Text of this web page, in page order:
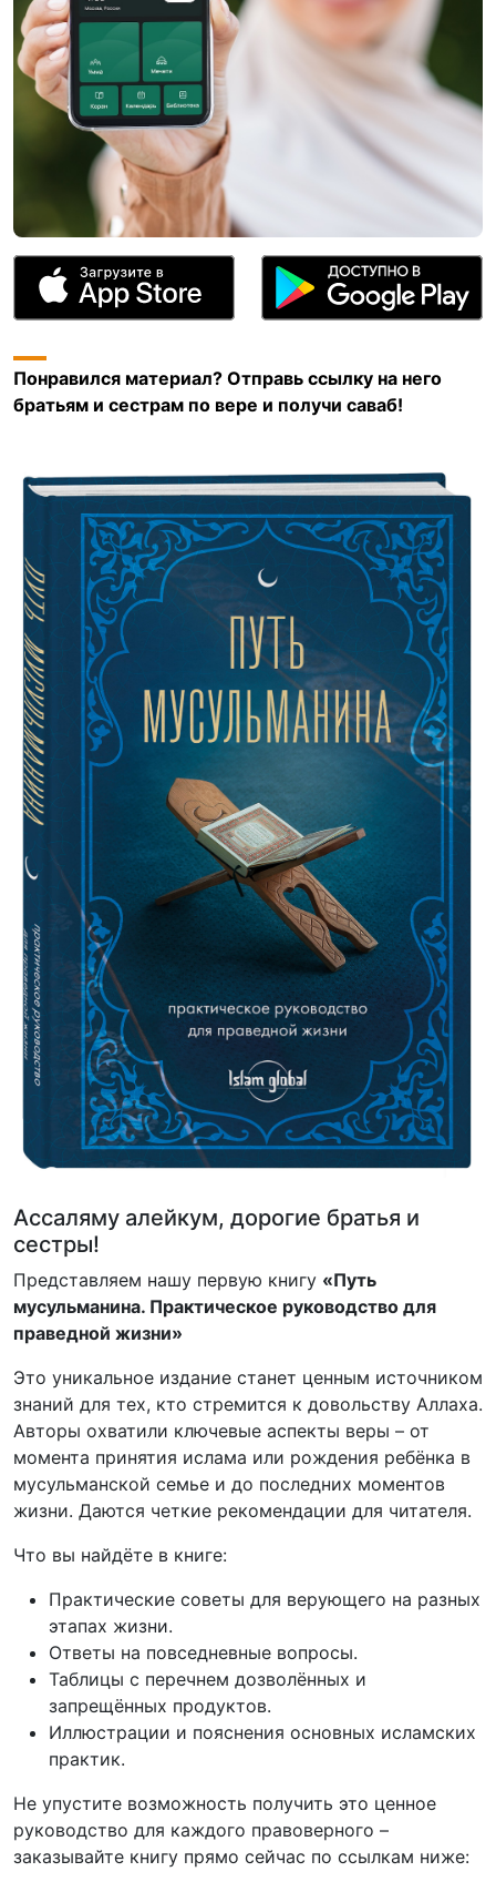
Понравился материал? Отправь ссылку на него
братьям и сестрам по вере и получи саваб!
Ассаляму алейкум, дорогие братья и
сестры!
Представляем нашу первую книгу «Путь
мусульманина. Практическое руководство для
праведной жизни»
Это уникальное издание станет ценным источником
знаний для тех, кто стремится к довольству Аллаха.
Авторы охватили ключевые аспекты веры – от
момента принятия ислама или рождения ребёнка в
мусульманской семье и до последних моментов
жизни. Даются четкие рекомендации для читателя.
Что вы найдёте в книге:
Практические советы для верующего на разных
этапах жизни.
Ответы на повседневные вопросы.
Таблицы с перечнем дозволённых и
запрещённых продуктов.
Иллюстрации и пояснения основных исламских
практик.
Не упустите возможность получить это ценное
руководство для каждого правоверного –
заказывайте книгу прямо сейчас по ссылкам ниже: